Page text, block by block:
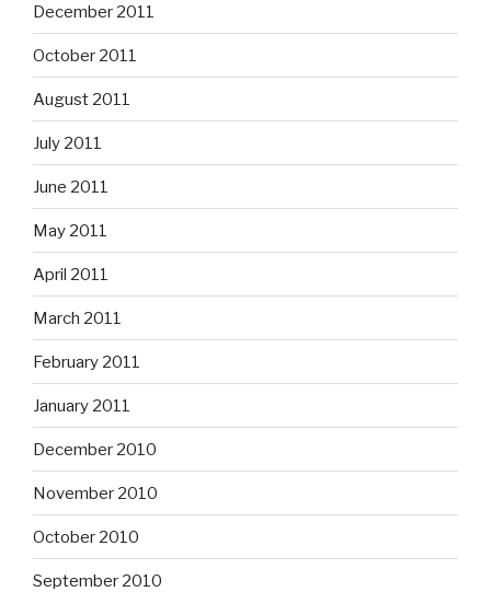
December 2011
October 2011
August 2011
July 2011
June 2011
May 2011
April 2011
March 2011
February 2011
January 2011
December 2010
November 2010
October 2010
September 2010